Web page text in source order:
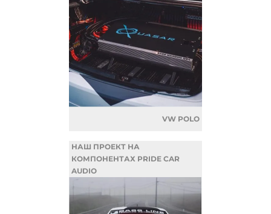
VW POLO
НАШ ПРОЕКТ НА
КОМПОНЕНТАХ PRIDE CAR
AUDIO